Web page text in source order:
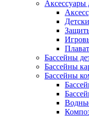
Аксессуары
Бассейны
Бассейны
Бассейны